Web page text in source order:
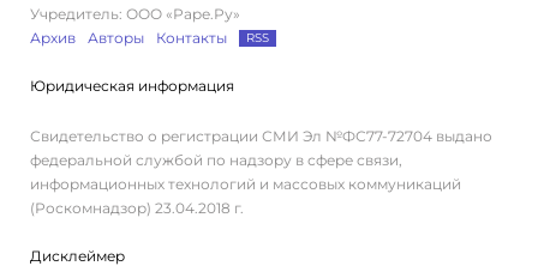
Учредитель: ООО «Раре.Ру»
Архив
Авторы Контакты RSS
Юридическая информация
Свидетельство о регистрации СМИ Эл №ФС77-72704 выдано
федеральной службой по надзору в сфере связи,
информационных технологий и массовых коммуникаций
(Роскомнадзор) 23.04.2018 г.
Дисклеймер